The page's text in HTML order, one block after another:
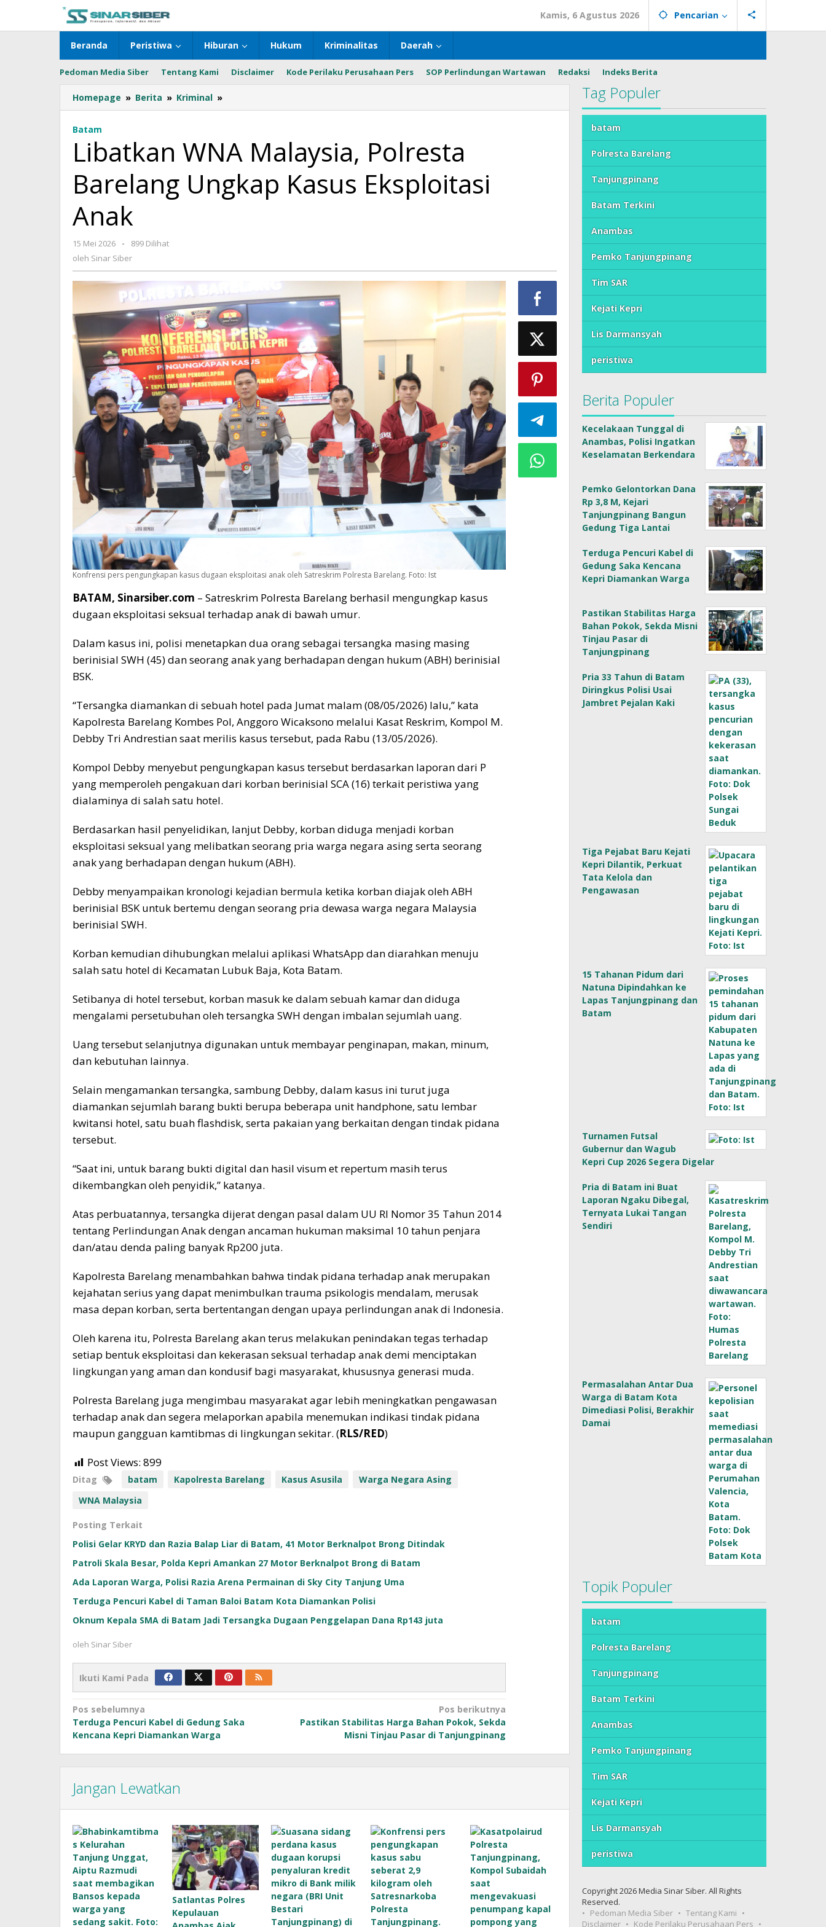
konten
Kamis, 6 Agustus 2026 Pencarian
Beranda Peristiwa Hiburan Hukum Kriminalitas Daerah
Pedoman Media Siber Tentang Kami Disclaimer Kode Perilaku Perusahaan Pers SOP Perlindungan Wartawan Redaksi Indeks Berita
Homepage » Berita » Kriminal »
WNA
Barelang
Ungkap
Kasus
Eksploitasi
Anak
Batam
Libatkan WNA Malaysia, Polresta
Barelang Ungkap Kasus Eksploitasi
Anak
15 Mei 2026
oleh
Sinar
-
899 Dilihat
oleh Sinar Siber
Konfrensi pers pengungkapan kasus dugaan eksploitasi anak oleh Satreskrim Polresta Barelang. Foto: Ist
BATAM, Sinarsiber.com – Satreskrim Polresta Barelang berhasil mengungkap kasus
dugaan eksploitasi seksual terhadap anak di bawah umur.
Dalam kasus ini, polisi menetapkan dua orang sebagai tersangka masing masing
berinisial SWH (45) dan seorang anak yang berhadapan dengan hukum (ABH) berinisial
BSK.
“Tersangka diamankan di sebuah hotel pada Jumat malam (08/05/2026) lalu,” kata
Kapolresta Barelang Kombes Pol, Anggoro Wicaksono melalui Kasat Reskrim, Kompol M.
Debby Tri Andrestian saat merilis kasus tersebut, pada Rabu (13/05/2026).
Kompol Debby menyebut pengungkapan kasus tersebut berdasarkan laporan dari P
yang memperoleh pengakuan dari korban berinisial SCA (16) terkait peristiwa yang
dialaminya di salah satu hotel.
Berdasarkan hasil penyelidikan, lanjut Debby, korban diduga menjadi korban
eksploitasi seksual yang melibatkan seorang pria warga negara asing serta seorang
anak yang berhadapan dengan hukum (ABH).
Debby menyampaikan kronologi kejadian bermula ketika korban diajak oleh ABH
berinisial BSK untuk bertemu dengan seorang pria dewasa warga negara Malaysia
berinisial SWH.
Korban kemudian dihubungkan melalui aplikasi WhatsApp dan diarahkan menuju
salah satu hotel di Kecamatan Lubuk Baja, Kota Batam.
Setibanya di hotel tersebut, korban masuk ke dalam sebuah kamar dan diduga
mengalami persetubuhan oleh tersangka SWH dengan imbalan sejumlah uang.
Uang tersebut selanjutnya digunakan untuk membayar penginapan, makan, minum,
dan kebutuhan lainnya.
Selain mengamankan tersangka, sambung Debby, dalam kasus ini turut juga
diamankan sejumlah barang bukti berupa beberapa unit handphone, satu lembar
kwitansi hotel, satu buah flashdisk, serta pakaian yang berkaitan dengan tindak pidana
tersebut.
“Saat ini, untuk barang bukti digital dan hasil visum et repertum masih terus
dikembangkan oleh penyidik,” katanya.
Atas perbuatannya, tersangka dijerat dengan pasal dalam UU RI Nomor 35 Tahun 2014
tentang Perlindungan Anak dengan ancaman hukuman maksimal 10 tahun penjara
dan/atau denda paling banyak Rp200 juta.
Kapolresta Barelang menambahkan bahwa tindak pidana terhadap anak merupakan
kejahatan serius yang dapat menimbulkan trauma psikologis mendalam, merusak
masa depan korban, serta bertentangan dengan upaya perlindungan anak di Indonesia.
Oleh karena itu, Polresta Barelang akan terus melakukan penindakan tegas terhadap
setiap bentuk eksploitasi dan kekerasan seksual terhadap anak demi menciptakan
lingkungan yang aman dan kondusif bagi masyarakat, khususnya generasi muda.
Polresta Barelang juga mengimbau masyarakat agar lebih meningkatkan pengawasan
terhadap anak dan segera melaporkan apabila menemukan indikasi tindak pidana
maupun gangguan kamtibmas di lingkungan sekitar. (RLS/RED)
Post Views: 899
Ditag batam Kapolresta Barelang Kasus Asusila
Warga Negara Asing
WNA Malaysia
Posting Terkait
Polisi Gelar KRYD dan Razia Balap Liar di Batam, 41 Motor Berknalpot Brong Ditindak
Patroli Skala Besar, Polda Kepri Amankan 27 Motor Berknalpot Brong di Batam
Ada Laporan Warga, Polisi Razia Arena Permainan di Sky City Tanjung Uma
Terduga Pencuri Kabel di Taman Baloi Batam Kota Diamankan Polisi
Oknum Kepala SMA di Batam Jadi Tersangka Dugaan Penggelapan Dana Rp143 juta
oleh Sinar Siber
Ikuti Kami Pada
Navigasi
pos
Pos sebelumnya
Terduga Pencuri Kabel di Gedung Saka
Kencana Kepri Diamankan Warga
Pos berikutnya
Pastikan Stabilitas Harga Bahan Pokok, Sekda
Misni Tinjau Pasar di Tanjungpinang
Jangan Lewatkan
Satlantas Polres
Kepulauan
Tag Populer
batam
Polresta Barelang
Tanjungpinang
Batam Terkini
Anambas
Pemko Tanjungpinang
Tim SAR
Kejati Kepri
Lis Darmansyah
peristiwa
Berita Populer
Kecelakaan Tunggal di
Anambas, Polisi Ingatkan
Keselamatan Berkendara
Pemko Gelontorkan Dana
Rp 3,8 M, Kejari
Tanjungpinang Bangun
Gedung Tiga Lantai
Terduga Pencuri Kabel di
Gedung Saka Kencana
Kepri Diamankan Warga
Pastikan Stabilitas Harga
Bahan Pokok, Sekda Misni
Tinjau Pasar di
Tanjungpinang
Pria 33 Tahun di Batam
Diringkus Polisi Usai
Jambret Pejalan Kaki
Tiga Pejabat Baru Kejati
Kepri Dilantik, Perkuat
Tata Kelola dan
Pengawasan
15 Tahanan Pidum dari
Natuna Dipindahkan ke
Lapas Tanjungpinang dan
Batam
Turnamen Futsal
Gubernur dan Wagub
Kepri Cup 2026 Segera Digelar
Pria di Batam ini Buat
Laporan Ngaku Dibegal,
Ternyata Lukai Tangan
Sendiri
Permasalahan Antar Dua
Warga di Batam Kota
Dimediasi Polisi, Berakhir
Damai
Topik Populer
batam
Polresta Barelang
Tanjungpinang
Batam Terkini
Anambas
Pemko Tanjungpinang
Tim SAR
Kejati Kepri
Lis Darmansyah
peristiwa
Copyright 2026 Media Sinar Siber. All Rights
Reserved.
Pedoman Media Siber
Tentang Kami
Disclaimer
Kode Perilaku Perusahaan Pers